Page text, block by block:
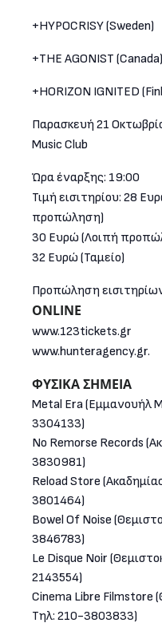
+HYPOCRISY (Sweden)
+THE AGONIST (Canada)
+HORIZON IGNITED
Παρασκευή 21
Music Club
Ώρα έναρξης: 19:00
Τιμή εισιτηρίου: 28
προπώληση)
30 Ευρώ (Λοιπή
32 Ευρώ (Ταμείο)
Προπώληση
ONLINE
www.123tickets.gr
www.hunteragency.gr.
ΦΥΣΙΚΑ ΣΗΜΕΙΑ
Metal Era (Εμμανουήλ
3304133)
No Remorse Records
3830981)
Reload Store
3801464)
Bowel Of Noise
3846783)
Le Disque Noir
2143554)
Cinema Libre Filmstore
Τηλ: 210-3803833)